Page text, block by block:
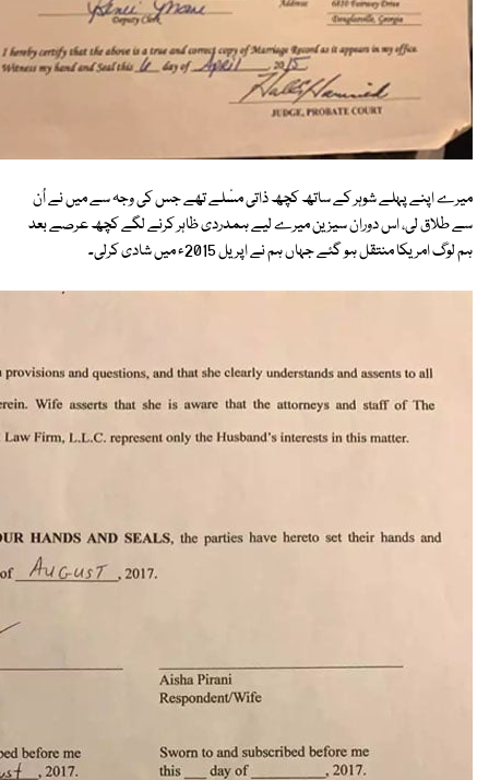
میرے اپنے پہلے شوہر کے ساتھ کچھ ذاتی مسٔلے تھے جس کی وجہ سے میں نے اُن
سے طلاق لی، اس دوران سیزین میرے لیے ہمدردی ظاہر کرنے لگے کچھ عرصے بعد
ہم لوگ امریکا منتقل ہو گئے جہاں ہم نے اپریل 2015ء میں شادی کرلی۔